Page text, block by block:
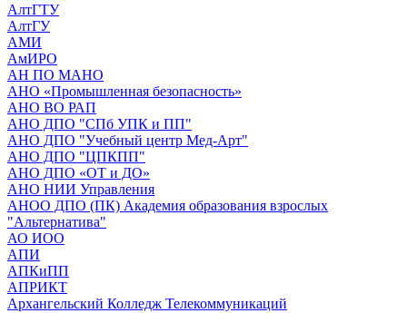
АлтГТУ
АлтГУ
АМИ
АмИРО
АН ПО МАНО
АНО «Промышленная безопасность»
АНО ВО РАП
АНО ДПО "СПб УПК и ПП"
АНО ДПО "Учебный центр Мед-Арт"
АНО ДПО "ЦПКПП"
АНО ДПО «ОТ и ДО»
АНО НИИ Управления
АНОО ДПО (ПК) Академия образования взрослых
"Альтернатива"
АО ИОО
АПИ
АПКиПП
АПРИКТ
Архангельский Колледж Телекоммуникаций